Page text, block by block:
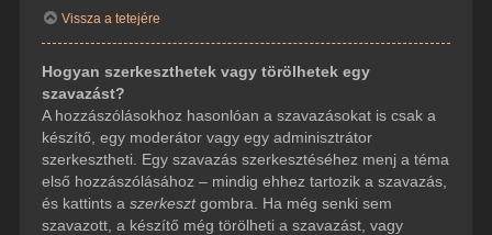
Vissza a tetejére
Hogyan szerkeszthetek vagy törölhetek egy
szavazást?
A hozzászólásokhoz hasonlóan a szavazásokat is csak a
készítő, egy moderátor vagy egy adminisztrátor
szerkesztheti. Egy szavazás szerkesztéséhez menj a téma
első hozzászólásához – mindig ehhez tartozik a szavazás,
és kattints a szerkesztgombra. Ha még senki sem
szavazott, a készítő még törölheti a szavazást, vagy